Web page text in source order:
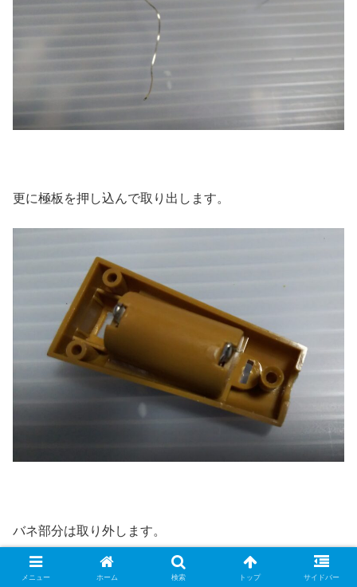
更に極板を押し込んで取り出します。
バネ部分は取り外します。
メニュー ホーム 検索 トップ サイドバー